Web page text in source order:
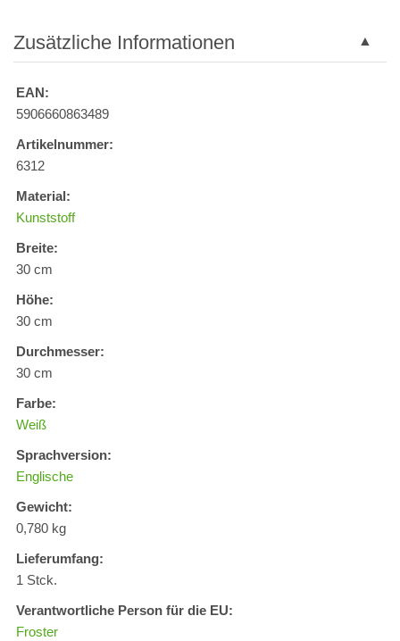
Zusätzliche Informationen
EAN:
5906660863489
Artikelnummer:
6312
Material:
Kunststoff
Breite:
30 cm
Höhe:
30 cm
Durchmesser:
30 cm
Farbe:
Weiß
Sprachversion:
Englische
Gewicht:
0,780 kg
Lieferumfang:
1 Stck.
Verantwortliche Person für die EU:
Froster